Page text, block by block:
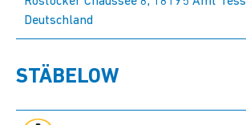
Deutschland
STÄBELOW